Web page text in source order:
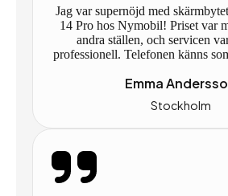
Jag var supernöjd med
14 Pro hos Nymobil! Priset var
andra ställen, och servicen
professionell. Telefonen känns
Emma
Stockholm